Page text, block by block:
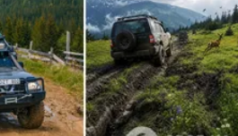
экосистемы, которые
лет": в Greenpeace
альпийские и субальпийские
комплексы, которые
сотен лет